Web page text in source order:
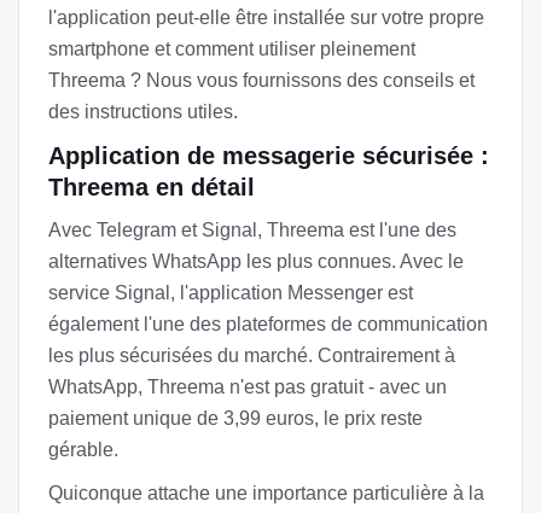
l'application peut-elle être installée sur votre propre
smartphone et comment utiliser pleinement
Threema ? Nous vous fournissons des conseils et
des instructions utiles.
Application de messagerie sécurisée :
Threema en détail
Avec Telegram et Signal, Threema est l'une des
alternatives WhatsApp les plus connues. Avec le
service Signal, l'application Messenger est
également l'une des plateformes de communication
les plus sécurisées du marché. Contrairement à
WhatsApp, Threema n'est pas gratuit - avec un
paiement unique de 3,99 euros, le prix reste
gérable.
Quiconque attache une importance particulière à la